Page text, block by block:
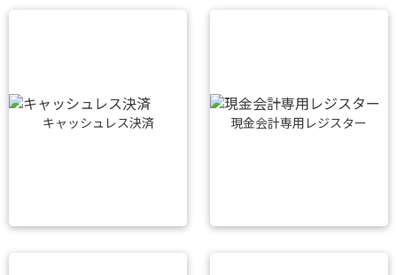
キャッシュレス決済 現金会計専用レジスター